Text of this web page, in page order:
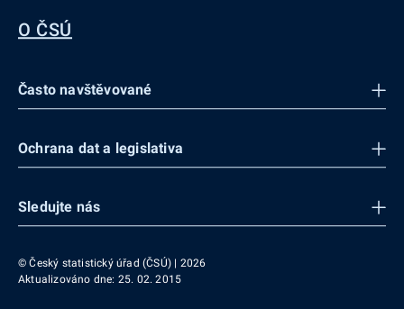
O ČSÚ
Často navštěvované
Ochrana dat a legislativa
Sledujte nás
© Český statistický úřad (ČSÚ) | 2026
Aktualizováno dne: 25. 02. 2015